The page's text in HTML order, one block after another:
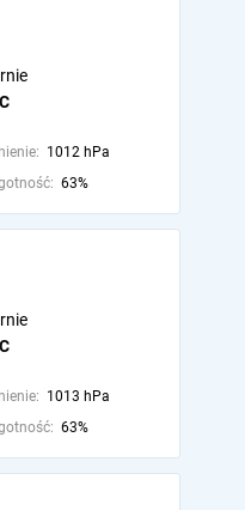
1012 hPa
63%
1013 hPa
63%